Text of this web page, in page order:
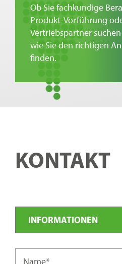
Ob Sie fachkundige
Produkt-Vorführung
Vertriebspartner
wie Sie den richtigen
finden.
KONTAKT
INFORMATIONEN